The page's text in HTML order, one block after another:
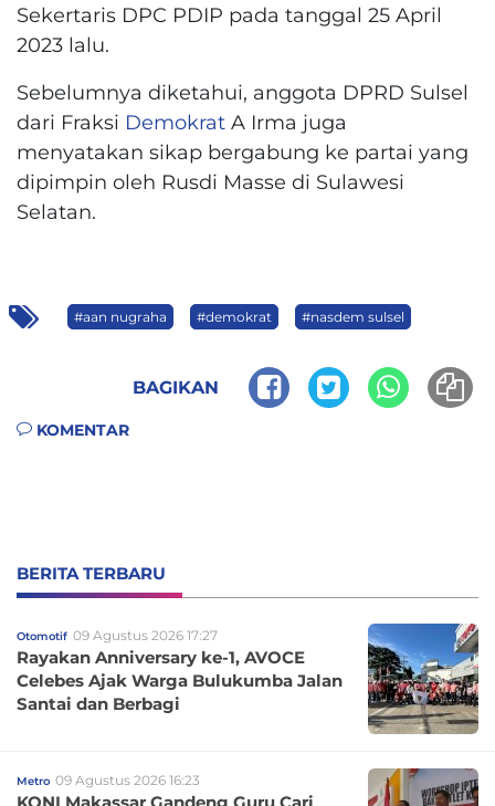
Sekertaris DPC PDIP pada tanggal 25 April
2023 lalu.
Sebelumnya diketahui, anggota DPRD Sulsel
dari Fraksi Demokrat A Irma juga
menyatakan sikap bergabung ke partai yang
dipimpin oleh Rusdi Masse di Sulawesi
Selatan.
#aan nugraha #demokrat #nasdem sulsel
BAGIKAN
KOMENTAR
BERITA TERBARU
Otomotif 09 Agustus 2026 17:27
Rayakan Anniversary ke-1, AVOCE
Celebes Ajak Warga Bulukumba Jalan
Santai dan Berbagi
Metro 09 Agustus 2026 16:23